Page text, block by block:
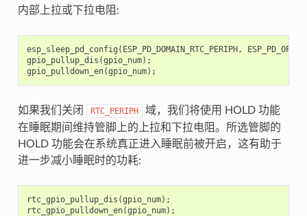
内部上拉或下拉电阻:
esp_sleep_pd_config ( ESP_PD_DOMAIN_RTC_PERIPH,
gpio_pullup_dis (gpio_num);
gpio_pulldown_en(gpio_num);
如果我们关闭 RTC_PERIPH
域，我们将使用 HOLD 功能
在睡眠期间维持管脚上的上拉和下拉电阻。所选管脚的
HOLD 功能会在系统真正进入睡眠前被开启，这有助于
进一步减小睡眠时的功耗:
rtc_gpio_pullup_dis (gpio_num);
rtc_gpio_pulldown_en(gpio_num);